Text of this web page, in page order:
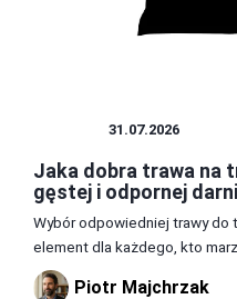
31.07.2026
Jaka dobra trawa na
gęstej i odpornej darni
Wybór odpowiedniej trawy do
element dla każdego, kto
Piotr Majchrzak